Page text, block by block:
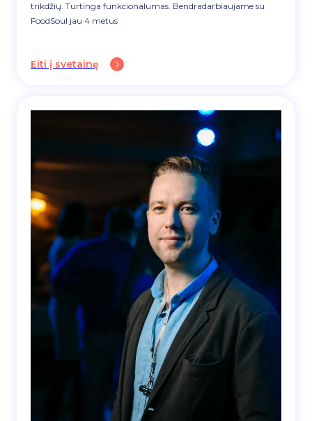
trikdžių. Turtinga funkcionalumas. Bendradarbiaujame su
FoodSoul jau 4 metus
Eiti į svetainę